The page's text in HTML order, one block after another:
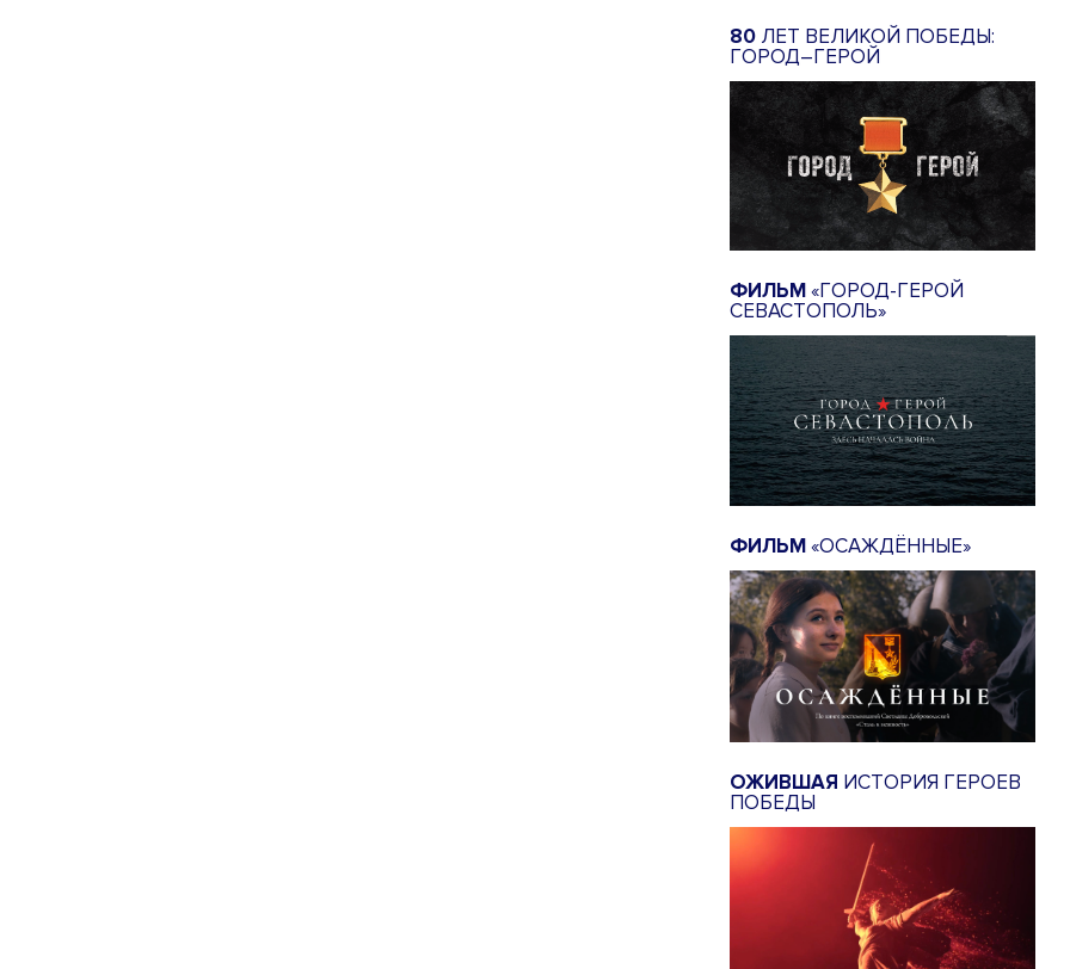
80 ЛЕТ ВЕЛИКОЙ ПОБЕДЫ:
ГОРОД–ГЕРОЙ
ФИЛЬМ«ГОРОД-ГЕРОЙ
СЕВАСТОПОЛЬ»
ФИЛЬМ«ОСАЖДЁННЫЕ»
ОЖИВШАЯ ИСТОРИЯ ГЕРОЕВ
ПОБЕДЫ